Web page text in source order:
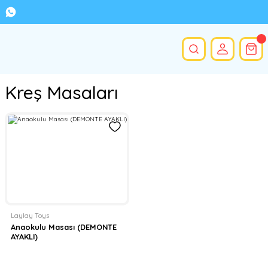
Kreş Masaları
Laylay Toys
Anaokulu Masası (DEMONTE
AYAKLI)